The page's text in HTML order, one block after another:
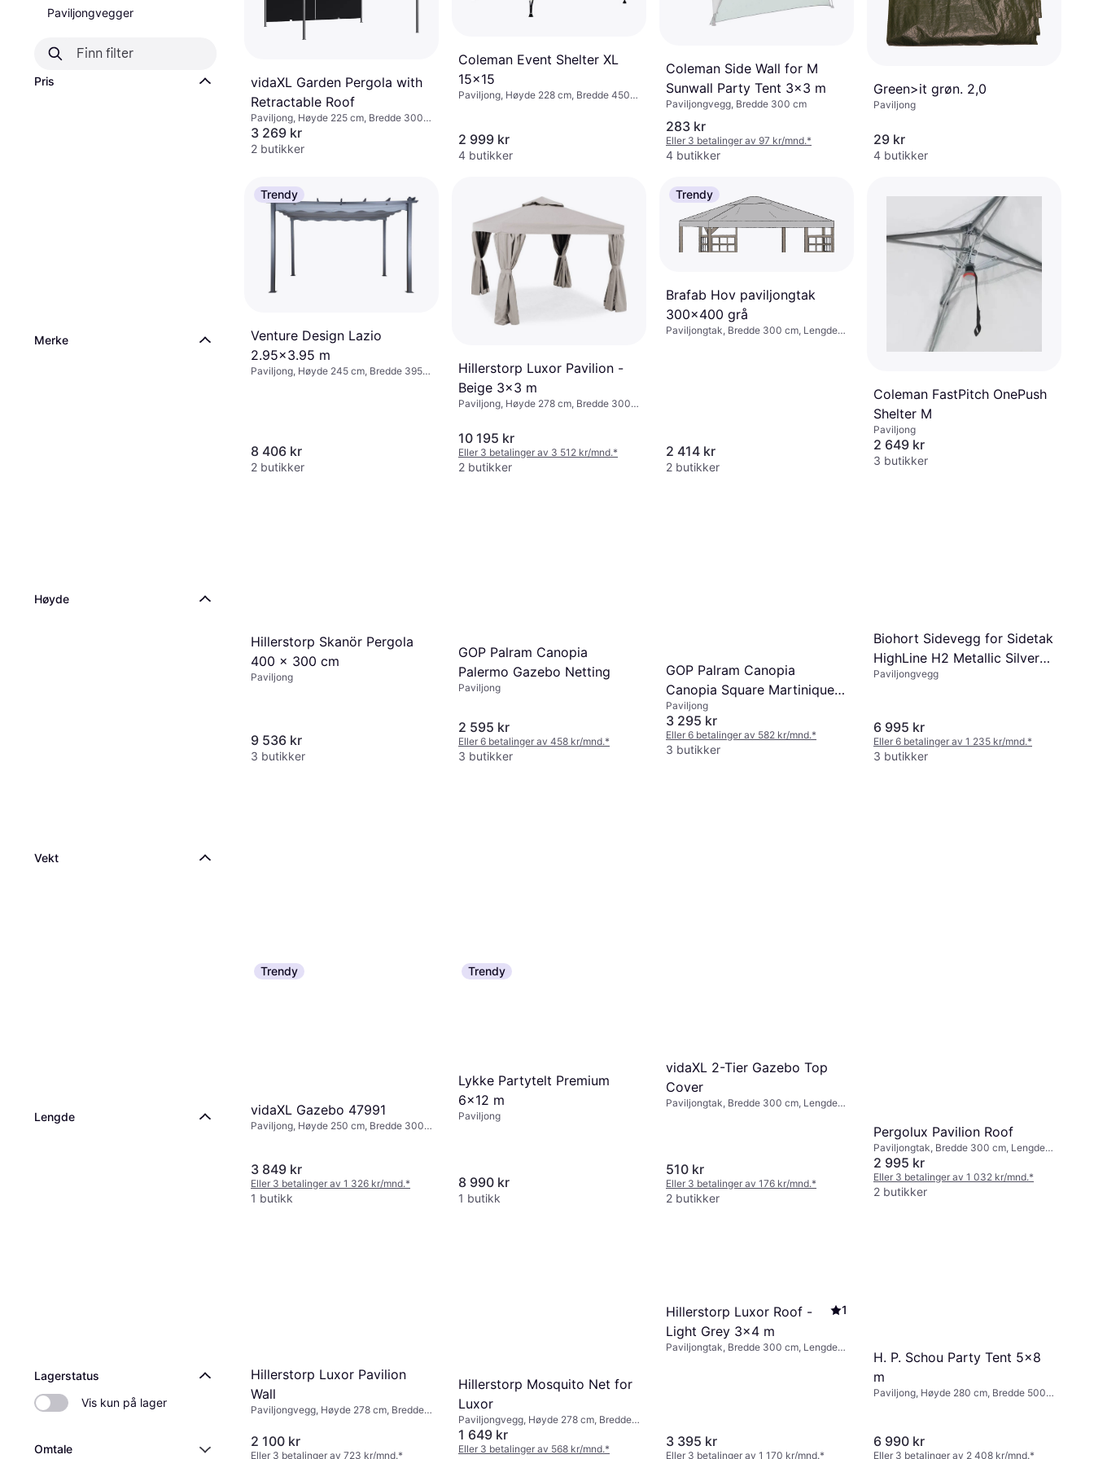
Paviljongvegger
Pris
Merke
Høyde
Vekt
Lengde
Lagerstatus
Vis kun på lager
Omtale
vidaXL Garden Pergola with
Retractable Roof
Paviljong, Høyde 225 cm, Bredde 300
cm, Lengde 300 cm
3 269 kr
2 butikker
Coleman Event Shelter XL
15x15
Paviljong, Høyde 228 cm, Bredde 450
2 999 kr
4 butikker
Coleman Side Wall for M
Sunwall Party Tent 3x3 m
Paviljongvegg, Bredde 300 cm
283 kr
Eller 3 betalinger av 97 kr/mnd.*
4 butikker
Green>it grøn. 2,0
Paviljong
29 kr
4 butikker
Trendy
Venture Design Lazio
2.95x3.95 m
Paviljong, Høyde 245 cm, Bredde 395
8 406 kr
2 butikker
Hillerstorp Luxor Pavilion -
Beige 3x3 m
Paviljong, Høyde 278 cm, Bredde 300
10 195 kr
Eller 3 betalinger av 3 512 kr/mnd.*
2 butikker
Trendy
Brafab Hov paviljongtak
300x400 grå
Paviljongtak, Bredde 300 cm, Lengde
2 414 kr
2 butikker
Coleman FastPitch OnePush
Shelter M
Paviljong
2 649 kr
3 butikker
Hillerstorp Skanör Pergola
400 x 300 cm
Paviljong
9 536 kr
3 butikker
GOP Palram Canopia
Palermo Gazebo Netting
Paviljong
2 595 kr
Eller 6 betalinger av 458 kr/mnd.*
3 butikker
GOP Palram Canopia
Canopia Square Martinique
Gazebo Curtain
Paviljong
3 295 kr
Eller 6 betalinger av 582 kr/mnd.*
3 butikker
Biohort Sidevegg for Sidetak
HighLine H2 Metallic Silver
(Bygningsareal)
Paviljongvegg
6 995 kr
Eller 6 betalinger av 1 235 kr/mnd.*
3 butikker
Trendy
vidaXL Gazebo 47991
Paviljong, Høyde 250 cm, Bredde 300
3 849 kr
Eller 3 betalinger av 1 326 kr/mnd.*
1 butikk
Trendy
Lykke Partytelt Premium
6x12 m
Paviljong
8 990 kr
1 butikk
vidaXL 2-Tier Gazebo Top
Cover
Paviljongtak, Bredde 300 cm, Lengde
510 kr
Eller 3 betalinger av 176 kr/mnd.*
2 butikker
Pergolux Pavilion Roof
Paviljongtak, Bredde 300 cm, Lengde
400 cm
2 995 kr
Eller 3 betalinger av 1 032 kr/mnd.*
2 butikker
Hillerstorp Luxor Pavilion
Wall
Paviljongvegg, Høyde 278 cm, Bredde
2 100 kr
Eller 3 betalinger av 723 kr/mnd.*
Hillerstorp Mosquito Net for
Luxor
Paviljongvegg, Høyde 278 cm, Bredde
195 cm, Lengde 300 cm
1 649 kr
Eller 3 betalinger av 568 kr/mnd.*
Hillerstorp Luxor Roof -
Light Grey 3x4 m
1
Paviljongtak, Bredde 300 cm, Lengde
3 395 kr
Eller 3 betalinger av 1 170 kr/mnd.*
H. P. Schou Party Tent 5x8
m
Paviljong, Høyde 280 cm, Bredde 500
6 990 kr
Eller 3 betalinger av 2 408 kr/mnd.*